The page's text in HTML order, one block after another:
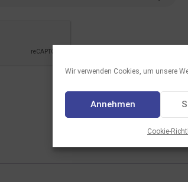
Wir verwenden Cookies, um unsere
Annehmen
Cookie-